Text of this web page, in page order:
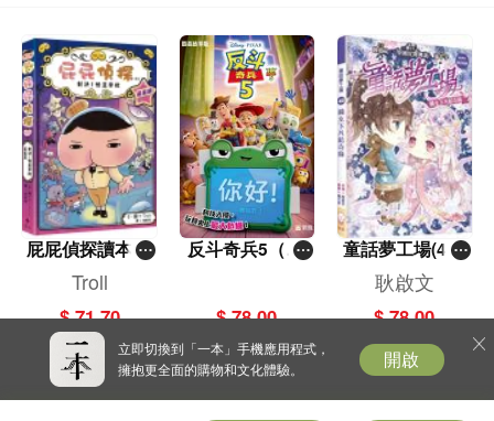
屁屁偵探讀本(1
3)－－對決！怪
篇）
Troll
$ 71.70
反斗奇兵5（圖
$ 78.00
童話夢工場(40)
——織女下凡結
奇緣
耿啟文
$ 78.00
立即切換到「一本」手機應用程式，
擁抱更全面的購物和文化體驗。
開啟